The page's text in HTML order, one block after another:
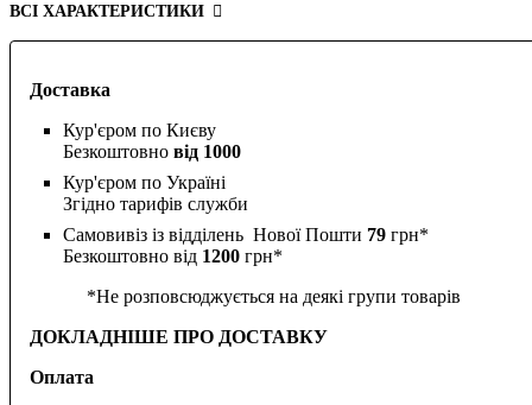
Доставка
Кур'єром по Києву
Безкоштовно від 1000
Кур'єром по Україні
Згідно тарифів служби
Самовивіз із відділень Нової Пошти 79 грн*
Безкоштовно від 1200 грн*
*Не розповсюджується на деякі групи товарів
ДОКЛАДНІШЕ ПРО ДОСТАВКУ
Оплата
ВСІ ХАРАКТЕРИСТИКИ